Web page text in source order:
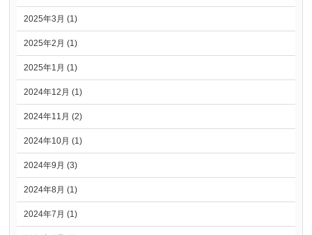
2025年3月 (1)
2025年2月 (1)
2025年1月 (1)
2024年12月 (1)
2024年11月 (2)
2024年10月 (1)
2024年9月 (3)
2024年8月 (1)
2024年7月 (1)